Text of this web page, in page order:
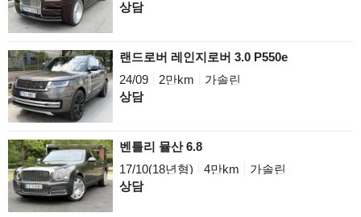
상담
랜드로버 레인지로버 3.0 P550e
24/09
2만km
가솔린
상담
벤틀리 뮬산 6.8
17/10(18년형)
4만km
가솔린
상담